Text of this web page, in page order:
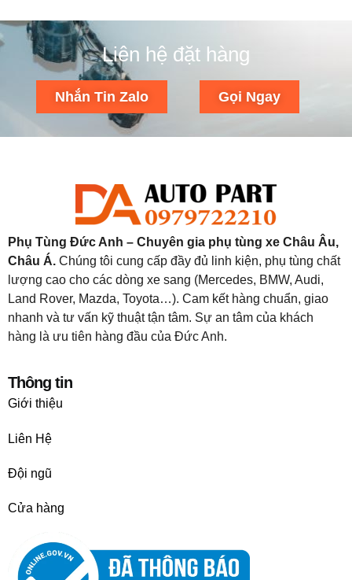
Liên hệ đặt hàng
Nhắn Tin Zalo Gọi Ngay
Phụ Tùng Đức Anh – Chuyên gia phụ tùng xe Châu Âu,
Châu Á. Chúng tôi cung cấp đầy đủ linh kiện, phụ tùng chất
lượng cao cho các dòng xe sang (Mercedes, BMW, Audi,
Land Rover, Mazda, Toyota…). Cam kết hàng chuẩn, giao
nhanh và tư vấn kỹ thuật tận tâm. Sự an tâm của khách
hàng là ưu tiên hàng đầu của Đức Anh.
Thông tin
Giới thiệu
Liên Hệ
Đội ngũ
Cửa hàng